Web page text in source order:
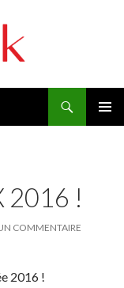
2016 !
COMMENTAIRE
2016 !